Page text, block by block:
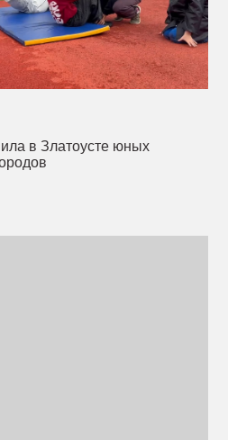
в Златоусте юных